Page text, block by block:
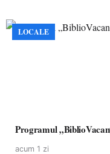
LOCALE
Programul
acum 1 zi